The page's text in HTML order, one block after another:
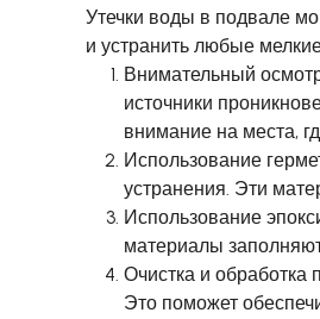
Утечки воды в подвале
и устранить любые
Внимательный
источники
внимание на места,
Использование
устранения. Эти
Использование
материалы
Очистка и обработка
Это поможет